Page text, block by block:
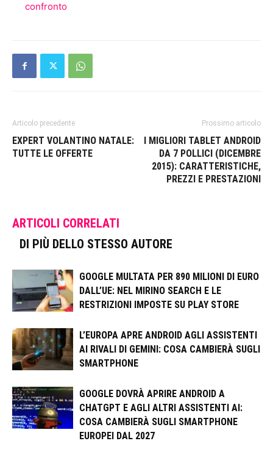
confronto
Articolo precedente
EXPERT VOLANTINO NATALE:
TUTTE LE OFFERTE
Prossimo articolo
I MIGLIORI TABLET ANDROID
DA 7 POLLICI (DICEMBRE
2015): CARATTERISTICHE,
PREZZI E PRESTAZIONI
ARTICOLI CORRELATI
DI PIÙ DELLO STESSO AUTORE
GOOGLE MULTATA PER 890 MILIONI DI EURO
DALL’UE: NEL MIRINO SEARCH E LE
RESTRIZIONI IMPOSTE SU PLAY STORE
L’EUROPA APRE ANDROID AGLI ASSISTENTI
AI RIVALI DI GEMINI: COSA CAMBIERÀ SUGLI
SMARTPHONE
GOOGLE DOVRÀ APRIRE ANDROID A
CHATGPT E AGLI ALTRI ASSISTENTI AI:
COSA CAMBIERÀ SUGLI SMARTPHONE
EUROPEI DAL 2027